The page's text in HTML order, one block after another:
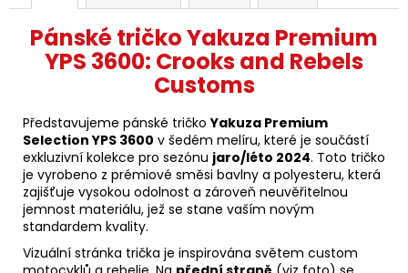
Pánské tričko Yakuza Premium
YPS 3600: Crooks and Rebels
Customs
Představujeme pánské tričkoYakuza Premium
Selection YPS 3600 v šedém melíru, které je součástí
exkluzivní kolekce pro sezónu jaro/léto 2024. Toto tričko
je vyrobeno z prémiové směsi bavlny a polyesteru, která
zajišťuje vysokou odolnost a zároveň neuvěřitelnou
jemnost materiálu, jež se stane vaším novým
standardem kvality.
Vizuální stránka trička je inspirována světem custom